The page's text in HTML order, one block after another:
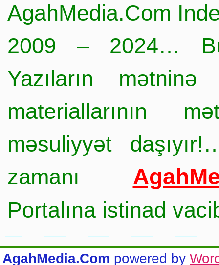
AgahMedia.Com
2009 – 2024…
Yazıların
materiallarının
məsuliyyət
zamanı
Portalına istinad
AgahMedia.Com powered by